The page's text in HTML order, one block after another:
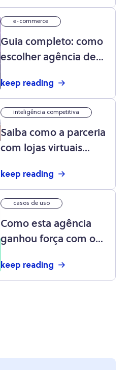
e-commerce
Guia completo: como
escolher agência de
loja virtual
keep reading
inteligência competitiva
Saiba como a parceria
com lojas virtuais
keep reading
casos de uso
Como esta agência
ganhou força com o
do Olist: conheça a
keep reading